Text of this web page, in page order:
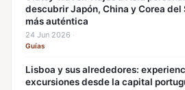
descubrir Japón, China y Corea del
más auténtica
24 Jun 2026 ·
Guías
Lisboa y sus alrededores:
excursiones desde la capital